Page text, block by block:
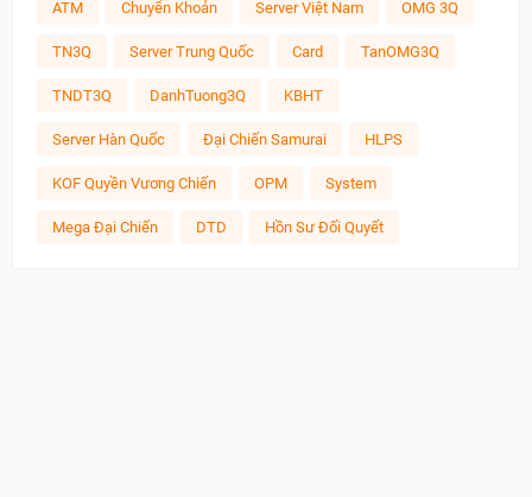
ATM Chuyển Khoản Server Việt Nam OMG 3Q
TN3Q Server Trung Quốc Card TanOMG3Q
TNDT3Q DanhTuong3Q KBHT
Server Hàn Quốc Đại Chiến Samurai HLPS
KOF Quyền Vương Chiến OPM System
Mega Đại Chiến DTD Hồn Sư Đối Quyết